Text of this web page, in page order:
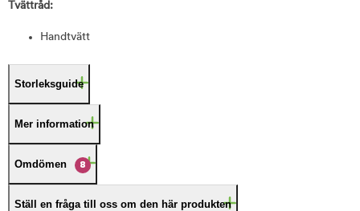
Tvättråd:
Handtvätt
Storleksguide
Mer information
Omdömen 8
Ställ en fråga till oss om den här produkten